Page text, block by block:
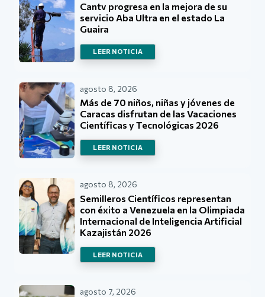
Cantv progresa en la mejora de su
servicio Aba Ultra en el estado La
Guaira
LEER NOTICIA
agosto 8, 2026
Más de 70 niños, niñas y jóvenes de
Caracas disfrutan de las Vacaciones
Científicas y Tecnológicas 2026
LEER NOTICIA
agosto 8, 2026
Semilleros Científicos representan
con éxito a Venezuela en la Olimpiada
Internacional de Inteligencia Artificial
Kazajistán 2026
LEER NOTICIA
agosto 7, 2026